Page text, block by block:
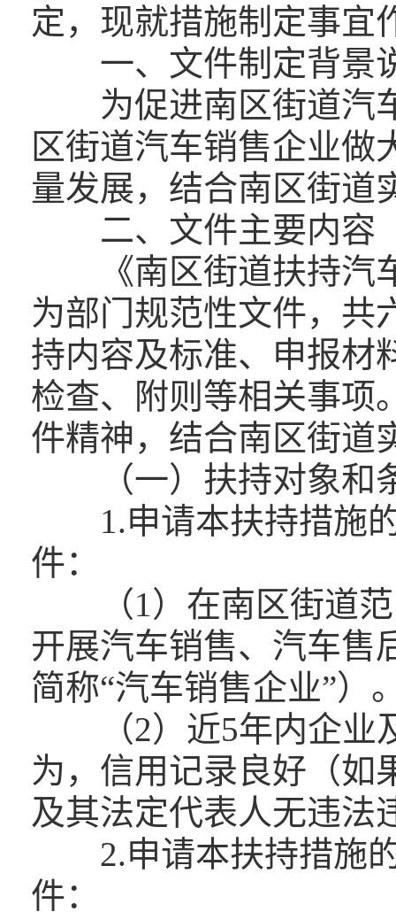
定，现就措施制定事宜
一、文件制定背景
为促进南区街道汽车
区街道汽车销售企业做
量发展，结合南区街道
二、文件主要内容
《南区街道扶持汽车
为部门规范性文件，共
持内容及标准、申报材
检查、附则等相关事项
件精神，结合南区街道
（一）扶持对象和
1.申请本扶持措施的
件：
（1）在南区街道范
开展汽车销售、汽车售
简称“汽车销售企业”）
（2）近5年内企业
为，信用记录良好（如
及其法定代表人无违法
2.申请本扶持措施的
件：